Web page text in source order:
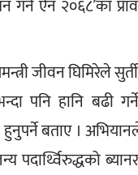
गर्ने ऐन २०६८’का
जीवन घिमिरेले
पनि हानि बढी
बताए ।
पदार्थ्विरुद्धको